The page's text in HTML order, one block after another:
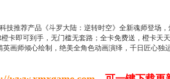
推荐产品《斗罗大陆：逆转时空》全新魂师登场
卡即可到手，无门槛无套路；全卡免费送，橙卡天
画师倾心绘制，绝美全角色动画演绎，千日匠心